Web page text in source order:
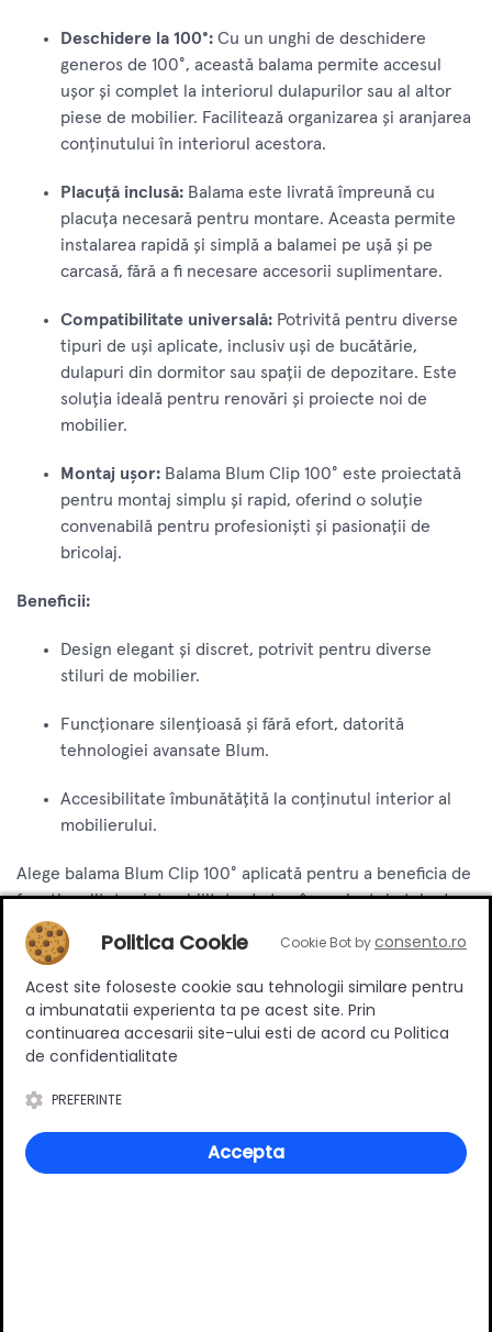
Deschidere la 100°: Cu un unghi de deschidere
generos de 100°, această balama permite accesul
ușor și complet la interiorul dulapurilor sau al altor
piese de mobilier. Facilitează organizarea și aranjarea
conținutului în interiorul acestora.
Placuță inclusă: Balama este livrată împreună cu
placuța necesară pentru montare. Aceasta permite
instalarea rapidă și simplă a balamei pe ușă și pe
carcasă, fără a fi necesare accesorii suplimentare.
Compatibilitate universală: Potrivită pentru diverse
tipuri de uși aplicate, inclusiv uși de bucătărie,
dulapuri din dormitor sau spații de depozitare. Este
soluția ideală pentru renovări și proiecte noi de
mobilier.
Montaj ușor: Balama Blum Clip 100° este proiectată
pentru montaj simplu și rapid, oferind o soluție
convenabilă pentru profesioniști și pasionații de
bricolaj.
Beneficii:
Design elegant și discret, potrivit pentru diverse
stiluri de mobilier.
Funcționare silențioasă și fără efort, datorită
tehnologiei avansate Blum.
Accesibilitate îmbunătățită la conținutul interior al
mobilierului.
Alege balama Blum Clip 100° aplicată pentru a beneficia de
funcționalitate și durabilitate de top în proiectele tale de
mobilier. Transformă spațiile tale cu uși bine construite și
perfect funcționale, integrate cu balame de încredere și
performante.
Specificatii
Tip
Material
Metal/cauciuc
Politica Cookie Cookie Bot byconsento.ro
Acest site foloseste cookie sau tehnologii similare pentru
a imbunatatii experienta ta pe acest site. Prin
continuarea accesarii site-ului esti de acord cu Politica
de confidentialitate
PREFERINTE
Accepta